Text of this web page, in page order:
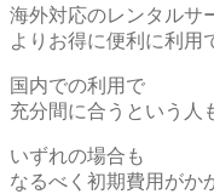
海外対応のレンタルサ
よりお得に便利に利用
国内での利用で
充分間に合うという人
いずれの場合も
なるべく初期費用がか